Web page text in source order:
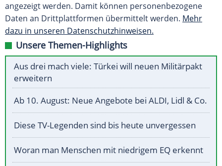
angezeigt werden. Damit können personenbezogene
Daten an Drittplattformen übermittelt werden. Mehr
dazu in unseren Datenschutzhinweisen.
Unsere Themen-Highlights
Aus drei mach viele: Türkei will neuen Militärpakt
erweitern
Ab 10. August: Neue Angebote bei ALDI, Lidl & Co.
Diese TV-Legenden sind bis heute unvergessen
Woran man Menschen mit niedrigem EQ erkennt